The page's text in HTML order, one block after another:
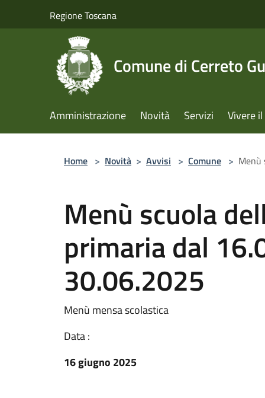
Regione Toscana
Comune di Cerreto
Amministrazione Novità Servizi Vivere
Home > Novità > Avvisi > Comune > Menù
Menù scuola
primaria dal
30.06.2025
Menù mensa scolastica
Data :
16 giugno 2025